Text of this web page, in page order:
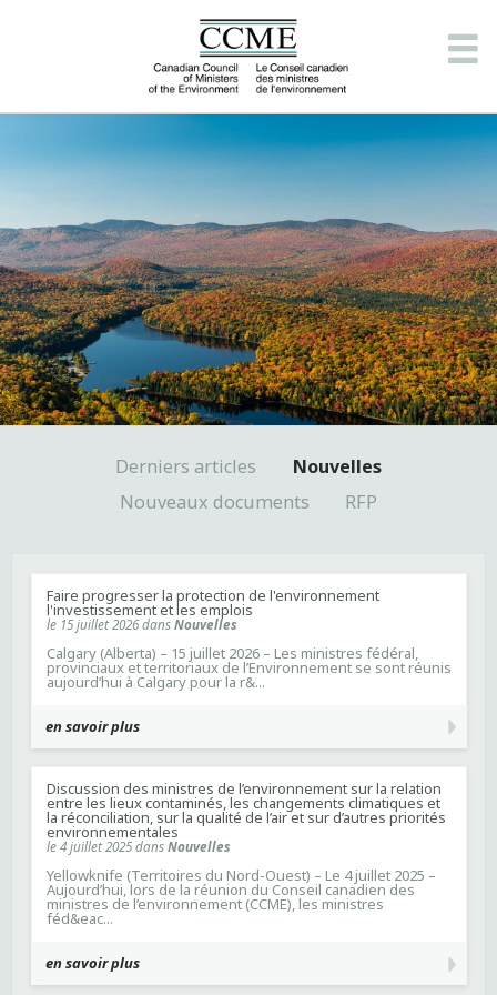
Derniers articles
Nouvelles
Nouveaux documents
RFP
Faire progresser la protection de l'environnement
l'investissement et les emplois
le 15 juillet 2026 dansNouvelles
Calgary (Alberta) – 15 juillet 2026 – Les ministres fédéral,
provinciaux et territoriaux de l’Environnement se sont réunis
aujourd’hui à Calgary pour la r&...
en savoir plus
Discussion des ministres de l’environnement sur la relation
entre les lieux contaminés, les changements climatiques et
la réconciliation, sur la qualité de l’air et sur d’autres priorités
environnementales
le 4 juillet 2025 dansNouvelles
Yellowknife (Territoires du Nord-Ouest) – Le 4 juillet 2025 –
Aujourd’hui, lors de la réunion du Conseil canadien des
ministres de l’environnement (CCME), les ministres
féd&eac...
en savoir plus